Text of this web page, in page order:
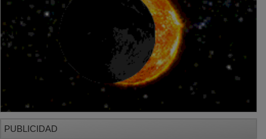
PUBLICIDAD